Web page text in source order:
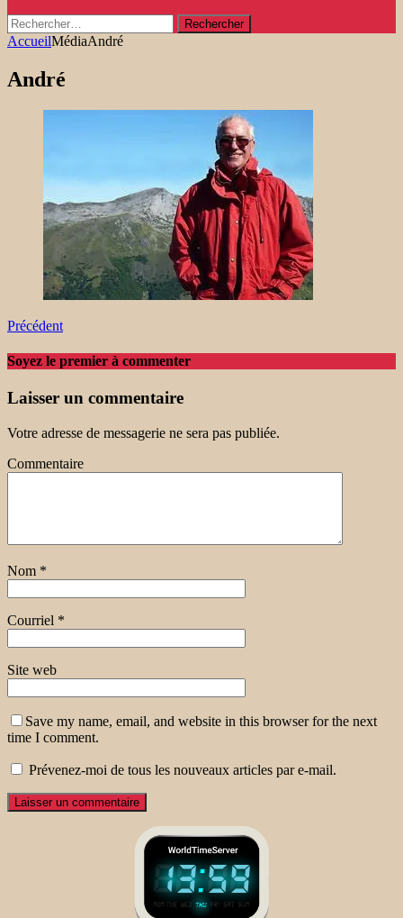
Rechercher :
AccueilMédiaAndré
André
Précédent
Soyez le premier à commenter
Laisser un commentaire
Votre adresse de messagerie ne sera pas publiée.
Commentaire
Nom *
Courriel *
Site web
Save my name, email, and website in this browser for the next
time I comment.
Prévenez-moi de tous les nouveaux articles par e-mail.